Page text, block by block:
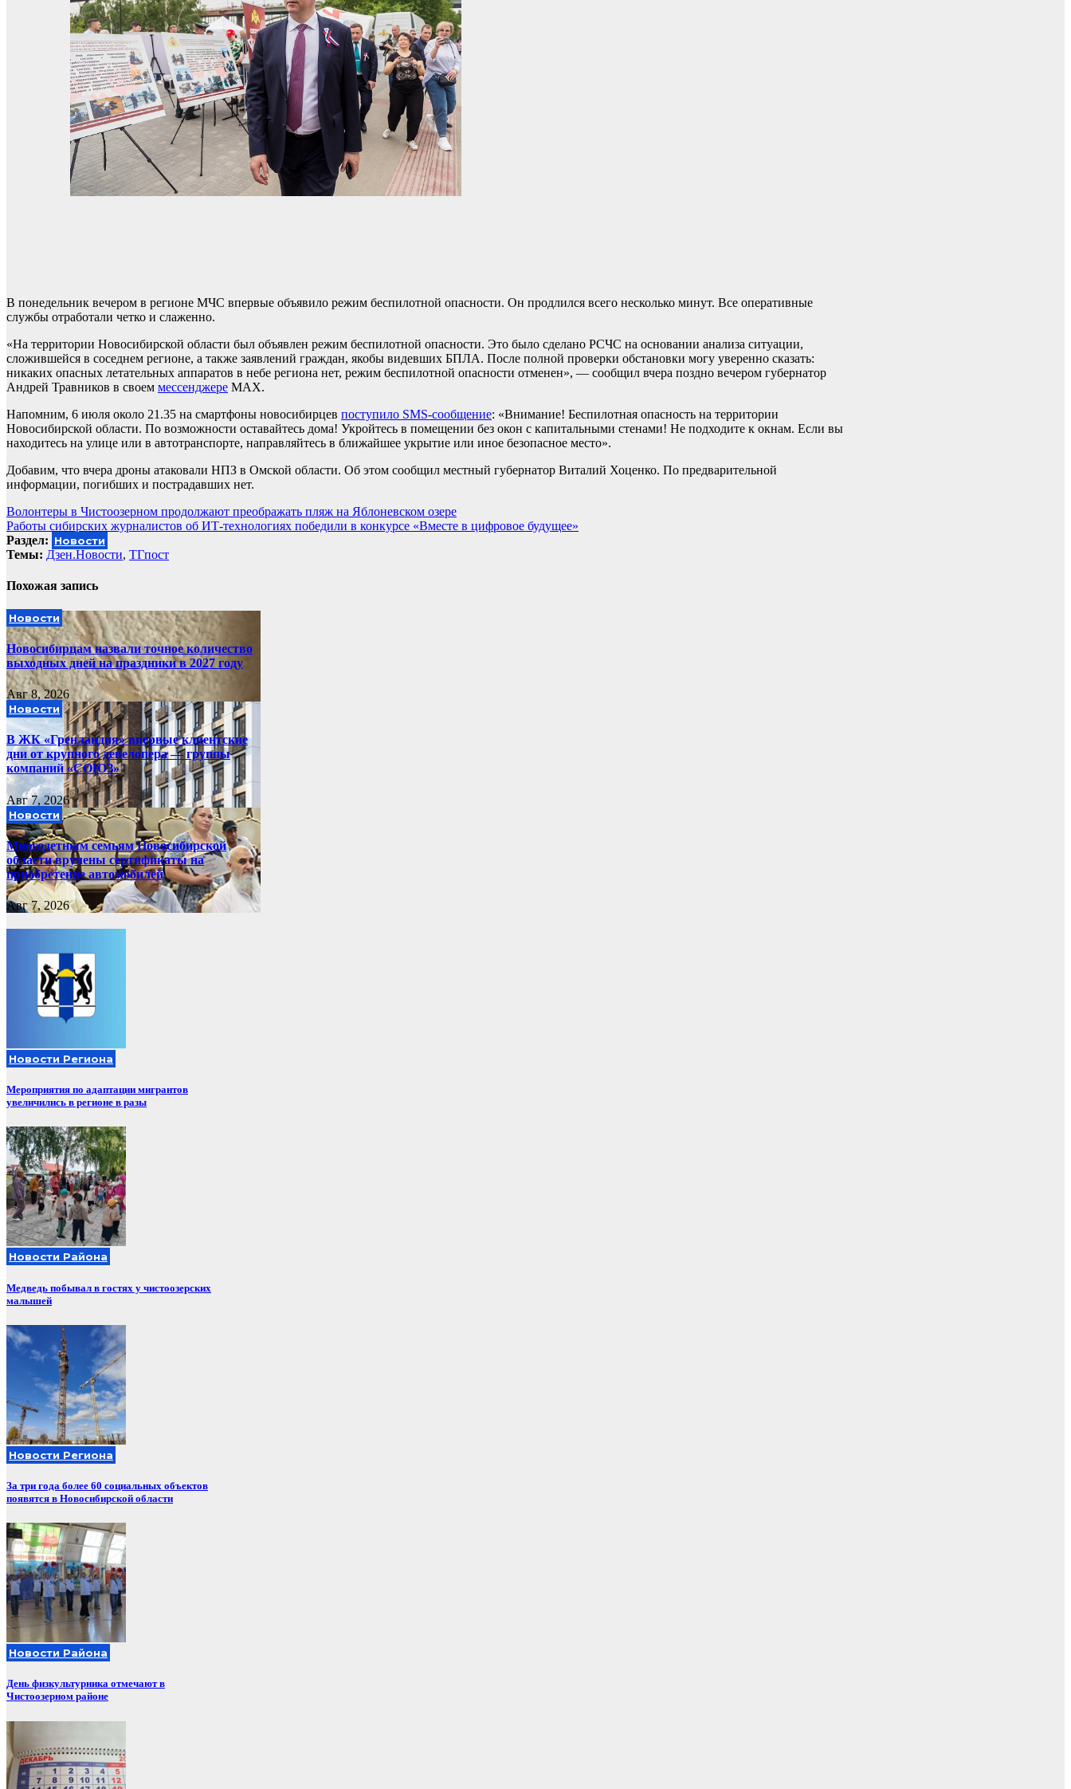
В понедельник вечером в регионе МЧС впервые объявило режим беспилотной опасности. Он продлился всего несколько минут. Все оперативные
службы отработали четко и слаженно.
«На территории Новосибирской области был объявлен режим беспилотной опасности. Это было сделано РСЧС на основании анализа ситуации,
сложившейся в соседнем регионе, а также заявлений граждан, якобы видевших БПЛА. После полной проверки обстановки могу уверенно сказать:
никаких опасных летательных аппаратов в небе региона нет, режим беспилотной опасности отменен», — сообщил вчера поздно вечером губернатор
Андрей Травников в своем мессенджере MAX.
Напомним, 6 июля около 21.35 на смартфоны новосибирцев поступило SMS-сообщение: «Внимание! Беспилотная опасность на территории
Новосибирской области. По возможности оставайтесь дома! Укройтесь в помещении без окон с капитальными стенами! Не подходите к окнам. Если вы
находитесь на улице или в автотранспорте, направляйтесь в ближайшее укрытие или иное безопасное место».
Добавим, что вчера дроны атаковали НПЗ в Омской области. Об этом сообщил местный губернатор Виталий Хоценко. По предварительной
информации, погибших и пострадавших нет.
Навигация
по
записям
Волонтеры в Чистоозерном продолжают преображать пляж на Яблоневском озере
Работы сибирских журналистов об ИТ-технологиях победили в конкурсе «Вместе в цифровое будущее»
Раздел: Новости
Темы: Дзен.Новости, ТГпост
Похожая запись
Новости
Новосибирцам назвали точное количество
выходных дней на праздники в 2027 году
Авг 8, 2026
Новости
В ЖК «Гренландия» впервые клиентские
дни от крупного девелопера — группы
компаний «СОЮЗ»
Авг 7, 2026
Новости
Многодетным семьям Новосибирской
области вручены сертификаты на
приобретение автомобилей
Авг 7, 2026
Новости Региона
Мероприятия по адаптации мигрантов
увеличились в регионе в разы
Новости Района
Медведь побывал в гостях у чистоозерских
малышей
Новости Региона
За три года более 60 социальных объектов
появятся в Новосибирской области
Новости Района
День физкультурника отмечают в
Чистоозерном районе